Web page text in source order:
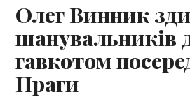
Олег Винник
шанувальників
гавкотом
Праги